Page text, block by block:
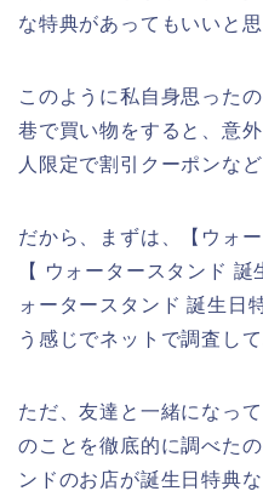
な特典があってもいいと
このように私自身思った
巷で買い物をすると、意
人限定で割引クーポンな
だから、まずは、【ウォ
【 ウォータースタンド
ォータースタンド 誕生日
う感じでネットで調査して
ただ、友達と一緒になっ
のことを徹底的に調べた
ンドのお店が誕生日特典